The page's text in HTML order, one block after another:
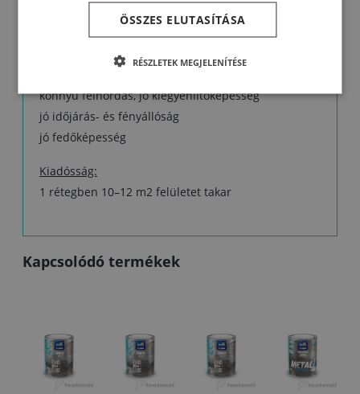
közvetlenül, alapozók nélkül felvihető vas- és
acélfelületekre
kitűnő korrózió elleni védelem
könnyű felhordás, jó kiegyenlítőképesség
jó időjárás- és fényállóság
jó fedőképesség
Kiadósság:
1 rétegben 10–12 m2 felületet takar
Kapcsolódó termékek
ÖSSZES ELUTASÍTÁSA
RÉSZLETEK MEGJELENÍTÉSE